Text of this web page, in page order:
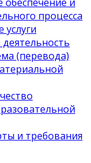
обеспечение и
процесса
(перевода)
и требования